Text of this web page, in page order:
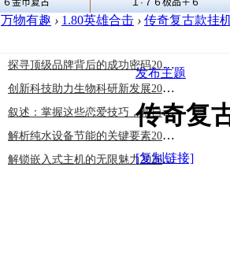
万物有趣 › 1.80英雄合击 › 传奇复古款挂
探寻顶级品牌背后的成功密码2026/8/7
创新科技助力生物科研新发展2026/8/7
叙述：掌握这些恋爱技巧，帮自己提升感情温
解析纯水设备节能的关键要素2026/8/7
解锁嵌入式主机的无限魅力2026/8/7
发布主题
传奇复
[复制链接]